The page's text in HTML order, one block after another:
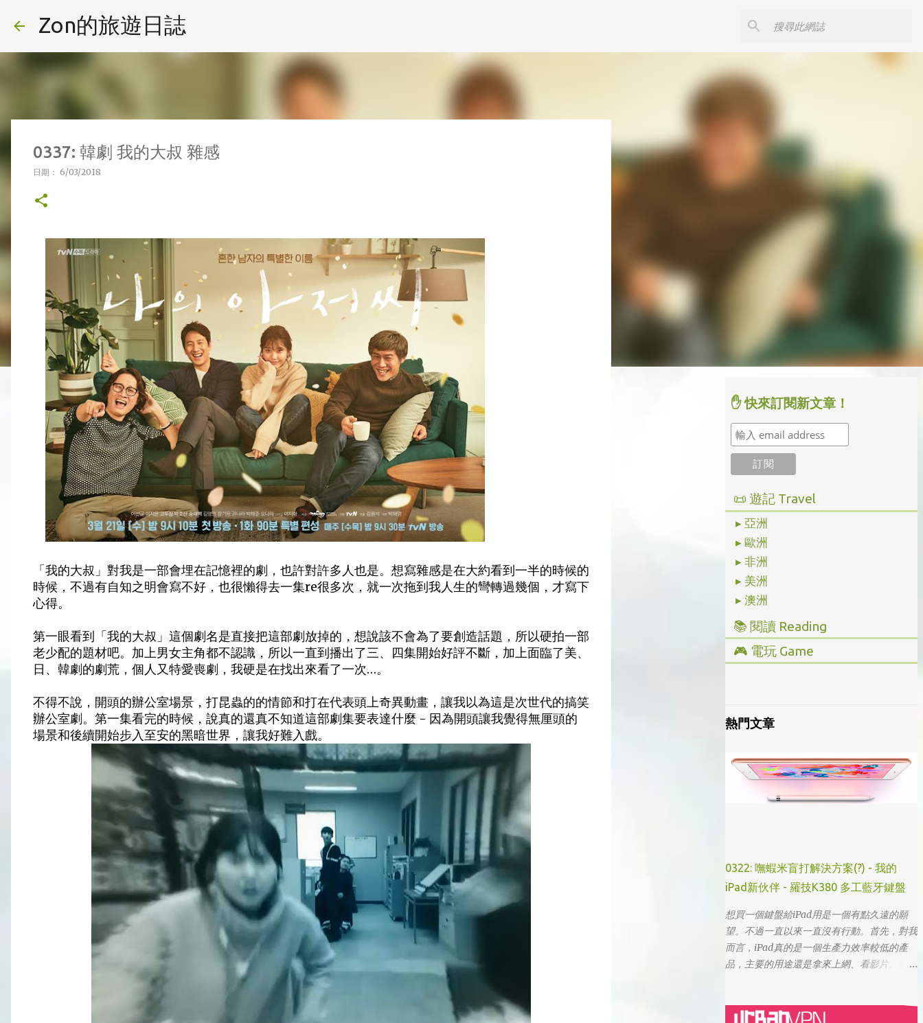
Zon的旅遊日誌
0337: 韓劇 我的大叔 雜感
日期： 6/03/2018
「我的大叔」對我是一部會埋在記憶裡的劇，也許對許多人也是。想寫雜感是在大約看到一半的時候的
時候，不過有自知之明會寫不好，也很懶得去一集re很多次，就一次拖到我人生的彎轉過幾個，才寫下
心得。
第一眼看到「我的大叔」這個劇名是直接把這部劇放掉的，想說該不會為了要創造話題，所以硬拍一部
老少配的題材吧。加上男女主角都不認識，所以一直到播出了三、四集開始好評不斷，加上面臨了美、
日、韓劇的劇荒，個人又特愛喪劇，我硬是在找出來看了一次…。
不得不說，開頭的辦公室場景，打昆蟲的的情節和打在代表頭上奇異動畫，讓我以為這是次世代的搞笑
辦公室劇。第一集看完的時候，說真的還真不知道這部劇集要表達什麼 - 因為開頭讓我覺得無厘頭的
場景和後續開始步入至安的黑暗世界，讓我好難入戲。
✋ 快來訂閱新文章！
📜 遊記 Travel
▸ 亞洲
▸ 歐洲
▸ 非洲
▸ 美洲
▸ 澳洲
📚 閱讀 Reading
▸ 投資理財
▸ 藝術設計
🎮 電玩 Game
熱門文章
0322: 嘸蝦米盲打解決方案(?) - 我的
iPad新伙伴 - 羅技K380 多工藍牙鍵盤
想買一個鍵盤給iPad用是一個有點久遠的願
望。不過一直以來一直沒有行動。首先，對我
而言，iPad真的是一個生產力效率較低的產
品，主要的用途還是拿來上網、看影片、看小
出不太想帶滑鼠，所以動作還是比較慢)，這